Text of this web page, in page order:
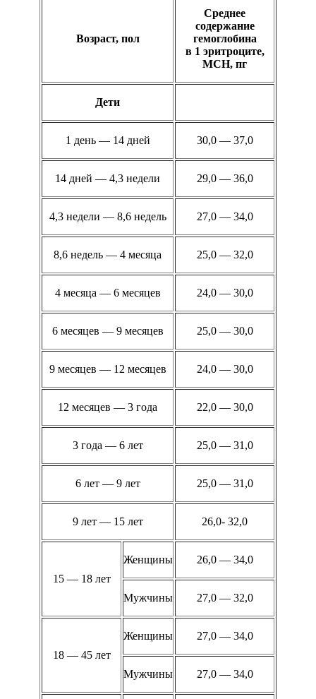
Возраст, пол
Среднее
содержание
гемоглобина
в 1 эритроците,
МСН, пг
Дети
1 день — 14 дней 30,0 — 37,0
14 дней — 4,3 недели 29,0 — 36,0
4,3 недели — 8,6 недель 27,0 — 34,0
8,6 недель — 4 месяца 25,0 — 32,0
4 месяца — 6 месяцев 24,0 — 30,0
6 месяцев — 9 месяцев 25,0 — 30,0
9 месяцев — 12 месяцев 24,0 — 30,0
12 месяцев — 3 года 22,0 — 30,0
3 года — 6 лет 25,0 — 31,0
6 лет — 9 лет 25,0 — 31,0
9 лет — 15 лет 26,0- 32,0
15 — 18 лет
Женщины 26,0 — 34,0
Мужчины 27,0 — 32,0
18 — 45 лет
Женщины 27,0 — 34,0
Мужчины 27,0 — 34,0